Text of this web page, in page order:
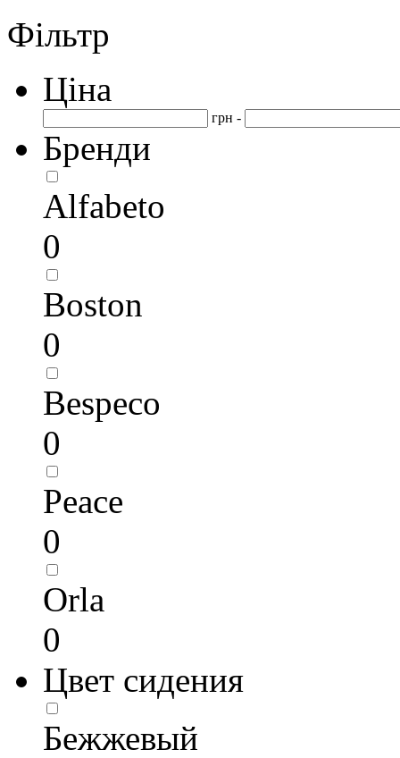
Фільтр
Ціна
грн -
Бренди
Alfabeto
0
Boston
0
Bespeco
0
Peace
0
Orla
0
Цвет сидения
Бежжевый